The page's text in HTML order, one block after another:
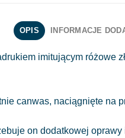
OPIS INFORMACJE
imitującym różowe
canwas, naciągnięte
on dodatkowej